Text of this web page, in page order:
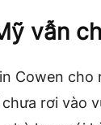
vẫn
Cowen cho
rơi vào